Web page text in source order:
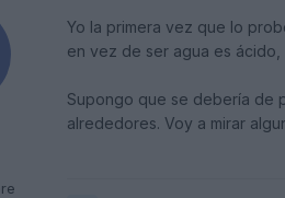
Yo la primera vez que lo
en vez de ser agua es ácido,
Supongo que se debería de
alrededores. Voy a mirar